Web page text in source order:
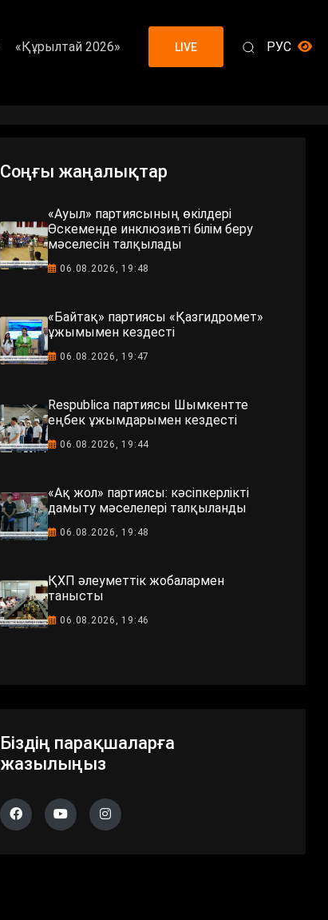
«Құрылтай 2026» LIVE РУС
Соңғы жаңалықтар
«Ауыл» партиясының өкілдері
Өскеменде инклюзивті білім беру
мәселесін талқылады
06.08.2026, 19:48
«Байтақ» партиясы «Қазгидромет»
ұжымымен кездесті
06.08.2026, 19:47
Respublica партиясы Шымкентте
еңбек ұжымдарымен кездесті
06.08.2026, 19:44
«Ақ жол» партиясы: кәсіпкерлікті
дамыту мәселелері талқыланды
06.08.2026, 19:48
ҚХП әлеуметтік жобалармен
танысты
06.08.2026, 19:46
Біздің парақшаларға
жазылыңыз